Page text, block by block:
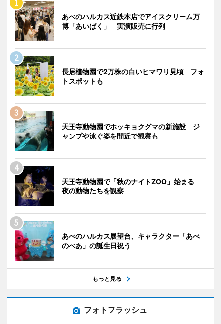
あべのハルカス近鉄本店でアイスクリーム万
博「あいぱく」 実演販売に行列
長居植物園で2万株の白いヒマワリ見頃 フォ
トスポットも
天王寺動物園でホッキョクグマの新施設 ジ
ャンプや泳ぐ姿を間近で観察も
天王寺動物園で「秋のナイトZOO」始まる
夜の動物たちを観察
あべのハルカス展望台、キャラクター「あべ
のべあ」の誕生日祝う
もっと見る
フォトフラッシュ